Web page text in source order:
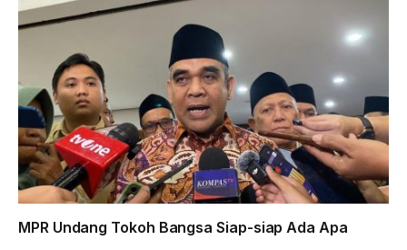
MPR Undang Tokoh Bangsa Siap-siap Ada Apa